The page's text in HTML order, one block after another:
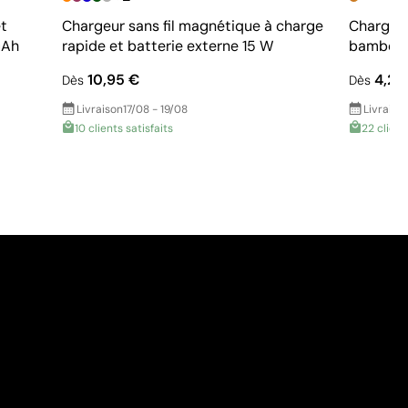
Chargeur sans fil magnétique à charge
rapide et batterie externe 15 W
Dès 10,95 €
Livraison17/08 - 19/08
10 clients satisfaits
bambou
Dès
22